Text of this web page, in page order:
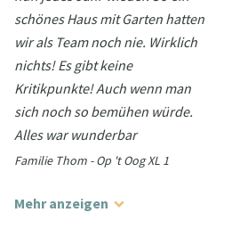
schönes Haus mit Garten hatten
wir als Team noch nie. Wirklich
nichts! Es gibt keine
Kritikpunkte! Auch wenn man
sich noch so bemühen würde.
Alles war wunderbar
Familie Thom - Op 't Oog XL 1
Mehr anzeigen